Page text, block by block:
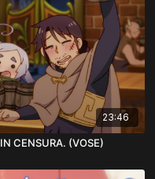
23:46
CENSURA. (VOSE)